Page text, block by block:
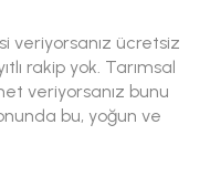
veriyorsanız ücretsiz
rakip yok. Tarımsal
veriyorsanız bunu
bu, yoğun ve